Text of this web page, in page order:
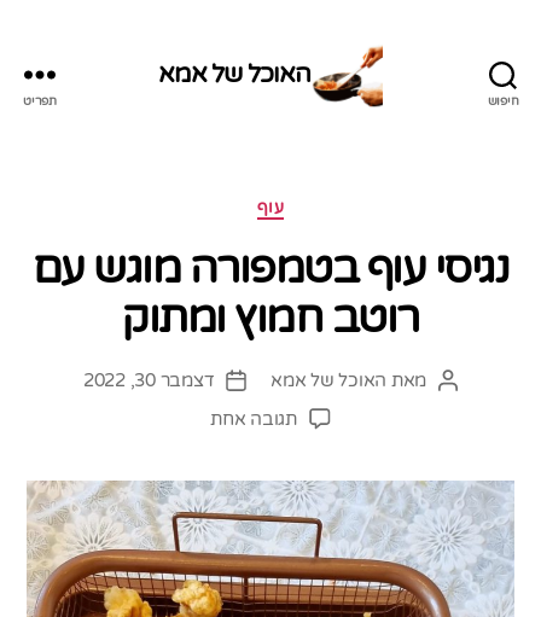
חיפוש
האוכל של אמא
תפריט
קטגוריותעוף
נגיסי עוף בטמפורה מוגש עם
רוטב חמוץ ומתוק
המחבר
מאת האוכל של אמא
תאריךדצמבר 30, 2022
תגובה אחתעל
בטמפורה
מוגש
עם
רוטב
חמוץ